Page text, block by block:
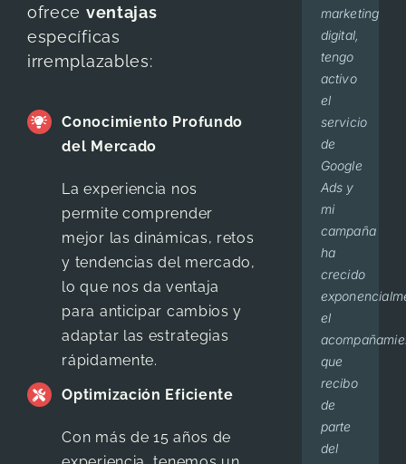
ofrece ventajas
específicas
irremplazables:
Conocimiento Profundo
del Mercado
La experiencia nos
permite comprender
mejor las dinámicas, retos
y tendencias del mercado,
lo que nos da ventaja
para anticipar cambios y
adaptar las estrategias
rápidamente.
Optimización Eficiente
Con más de 15 años de
marketing
digital,
tengo
activo
el
servicio
de
Google
Ads y
mi
campaña
ha
crecido
el
que
recibo
de
parte
del
that
will
cater
to
your
needs
in the
best
possible
manner
and
with a
huge
sense
of
personal
touch.
We
have
been
working
pacientes
y
cirugías
han
aumentado
desde
que
trabajo
con
ellos.
Me
brindan
trato
personalizado
y
siempre
pendientes
de mis
necesidades.
Los
muy
claro
y
desglosados
los
reportes
de
cada
mes,
seguimiento
en
cada
mensaje
o
llamada
que
hemos
hecho
por
dudas
o
años,
Beenet
ha
sido
responsable
del
manejo
del
marketing
de mi
consultorio,
desde
el
inicio,
he
estado
en el
primer
lugar
en los
resultados
bien
con el
servicio
que
nos
presta
Beenet,
hemos
mejorado
nuestras
campañas
y su
servicio
e
informes
son
oportunos!
Juan
Pablo
he
visto
127
pacientes
de
primera
vez y
tengo
25
cirugías
al mes
Dr. Mario,